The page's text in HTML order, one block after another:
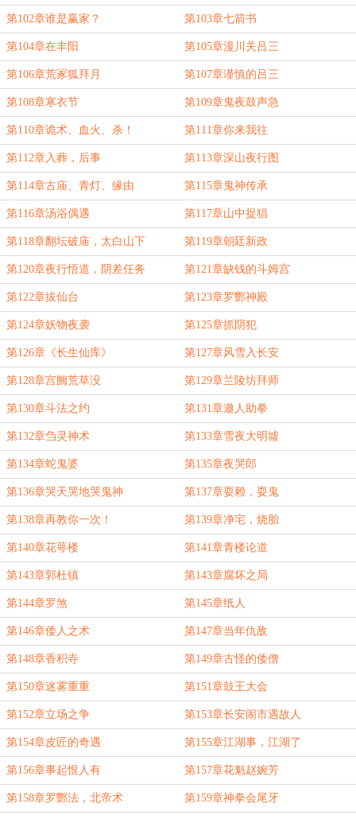
第102章谁是赢家？ 第103章七箭书
第104章在丰阳 第105章漫川关吕三
第106章荒冢狐拜月 第107章谨慎的吕三
第108章寒衣节 第109章鬼夜鼓声急
第110章诡术、血火、杀！ 第111章你来我往
第112章入葬，后事 第113章深山夜行图
第114章古庙、青灯、缘由 第115章鬼神传承
第116章汤浴偶遇 第117章山中捉猖
第118章翻坛破庙，太白山下 第119章朝廷新政
第120章夜行悟道，阴差任务 第121章缺钱的斗姆宫
第122章拔仙台 第123章罗酆神殿
第124章妖物夜袭 第125章抓阴犯
第126章《长生仙库》 第127章风雪入长安
第128章宫阙荒草没 第129章兰陵坊拜师
第130章斗法之约 第131章邀人助拳
第132章刍灵神术 第133章雪夜大明墟
第134章蛇鬼婆 第135章夜哭郎
第136章哭天哭地哭鬼神 第137章耍赖，耍鬼
第138章再教你一次！ 第139章净宅，烧胎
第140章花萼楼 第141章青楼论道
第143章郭杜镇 第143章腐坏之局
第144章罗煞 第145章纸人
第146章倭人之术 第147章当年仇敌
第148章香积寺 第149章古怪的倭僧
第150章迷雾重重 第151章鼓王大会
第152章立场之争 第153章长安闹市遇故人
第154章皮匠的奇遇 第155章江湖事，江湖了
第156章事起恨人有 第157章花魁赵婉芳
第158章罗酆法，北帝术 第159章神拳会尾牙